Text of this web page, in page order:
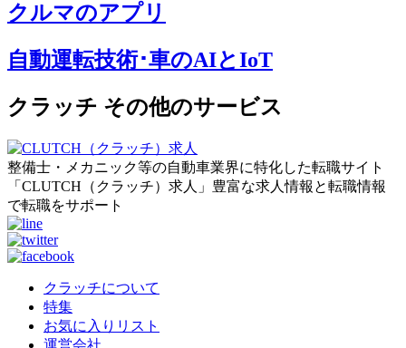
クルマのアプリ
自動運転技術･車のAIとIoT
クラッチ その他のサービス
整備士・メカニック等の自動車業界に特化した転職サイト
「CLUTCH（クラッチ）求人」豊富な求人情報と転職情報
で転職をサポート
クラッチについて
特集
お気に入りリスト